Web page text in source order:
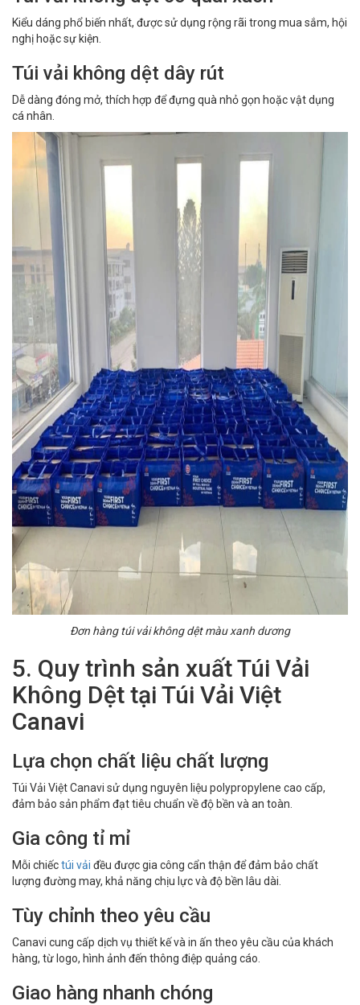
Kiểu dáng phổ biến nhất, được sử dụng rộng rãi trong mua sắm, hội
nghị hoặc sự kiện.
Túi vải không dệt dây rút
Dễ dàng đóng mở, thích hợp để đựng quà nhỏ gọn hoặc vật dụng
cá nhân.
Đơn hàng túi vải không dệt màu xanh dương
5. Quy trình sản xuất Túi Vải
Không Dệt tại Túi Vải Việt
Canavi
Lựa chọn chất liệu chất lượng
Túi Vải Việt Canavi sử dụng nguyên liệu polypropylene cao cấp,
đảm bảo sản phẩm đạt tiêu chuẩn về độ bền và an toàn.
Gia công tỉ mỉ
Mỗi chiếctúi vải đều được gia công cẩn thận để đảm bảo chất
lượng đường may, khả năng chịu lực và độ bền lâu dài.
Tùy chỉnh theo yêu cầu
Canavi cung cấp dịch vụ thiết kế và in ấn theo yêu cầu của khách
hàng, từ logo, hình ảnh đến thông điệp quảng cáo.
Giao hàng nhanh chóng